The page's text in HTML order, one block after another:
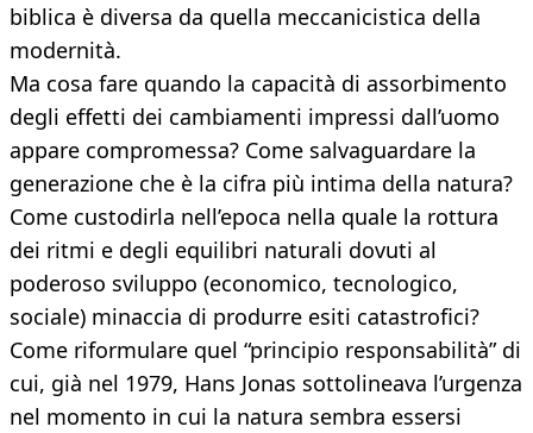
biblica è diversa da quella meccanicistica della
modernità.
Ma cosa fare quando la capacità di assorbimento
degli effetti dei cambiamenti impressi dall’uomo
appare compromessa? Come salvaguardare la
generazione che è la cifra più intima della natura?
Come custodirla nell’epoca nella quale la rottura
dei ritmi e degli equilibri naturali dovuti al
poderoso sviluppo (economico, tecnologico,
sociale) minaccia di produrre esiti catastrofici?
Come riformulare quel “principio responsabilità” di
cui, già nel 1979, Hans Jonas sottolineava l’urgenza
nel momento in cui la natura sembra essersi